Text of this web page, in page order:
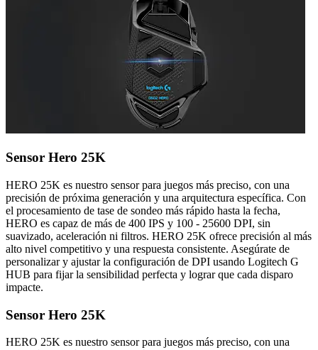
Sensor Hero 25K
HERO 25K es nuestro sensor para juegos más preciso, con una
precisión de próxima generación y una arquitectura específica. Con
el procesamiento de tase de sondeo más rápido hasta la fecha,
HERO es capaz de más de 400 IPS y 100 - 25600 DPI, sin
suavizado, aceleración ni filtros. HERO 25K ofrece precisión al más
alto nivel competitivo y una respuesta consistente. Asegúrate de
personalizar y ajustar la configuración de DPI usando Logitech G
HUB para fijar la sensibilidad perfecta y lograr que cada disparo
impacte.
Sensor Hero 25K
HERO 25K es nuestro sensor para juegos más preciso, con una